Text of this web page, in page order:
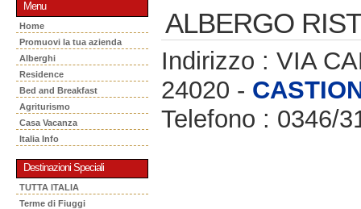
Menu
Home
Promuovi la tua azienda
Alberghi
Residence
Bed and Breakfast
Agriturismo
Casa Vacanza
Italia Info
Destinazioni Speciali
TUTTA ITALIA
Terme di Fiuggi
ALBERGO
Indirizzo : VIA
24020 -
Telefono : 0346/